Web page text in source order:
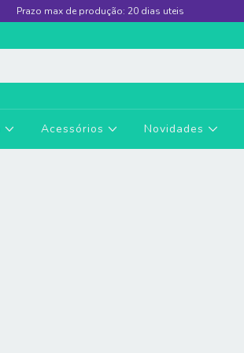
Prazo max de produção: 20 dias uteis
Acessórios Novidades